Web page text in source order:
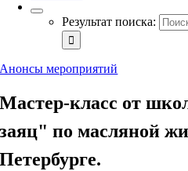
Результат поиска:
Анонсы мероприятий
Мастер-класс от
заяц" по масляной
Петербурге.